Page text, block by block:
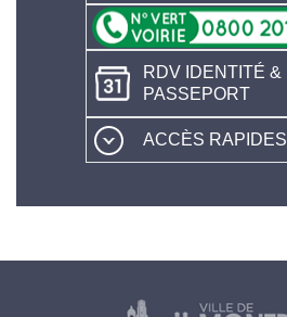
RDV IDENTITÉ &
PASSEPORT
ACCÈS RAPIDES